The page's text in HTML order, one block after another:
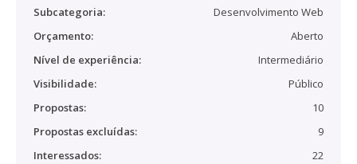
Subcategoria:
Desenvolvimento Web
Orçamento:
Aberto
Nível de experiência:
Intermediário
Visibilidade:
Público
Propostas:
10
Propostas excluídas:
9
Interessados:
22